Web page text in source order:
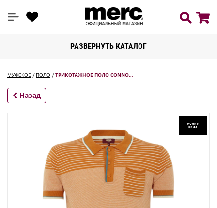
РАЗВЕРНУТЬ КАТАЛОГ
МУЖСКОЕ ПОЛО ТРИКОТАЖНОЕ ПОЛО CONNO…
Назад